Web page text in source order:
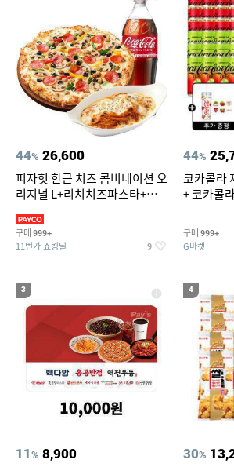
44% 26,600
피자헛 한근 치즈 콤비네이션 오
리지널 L+리치치즈파스타+콜
구매 999+
11번가 쇼킹딜 9
44%
코카콜라
+ 코카콜
티커 세트
구매 999+
G마켓
3
11% 8,900
4
30%